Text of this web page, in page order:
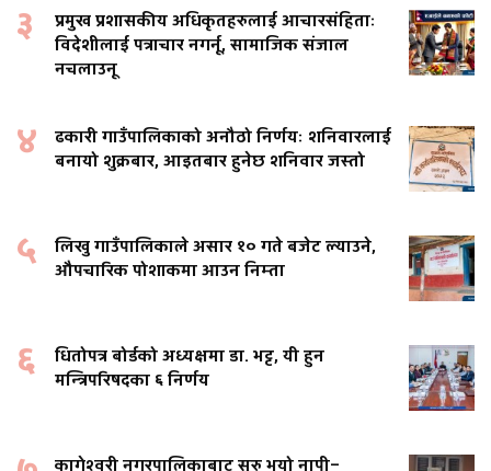
३
प्रमुख प्रशासकीय अधिकृतहरुलाई आचारसंहिताः
विदेशीलाई पत्राचार नगर्नू, सामाजिक संजाल
नचलाउनू
४
ढकारी गाउँपालिकाको अनौठो निर्णयः शनिवारलाई
बनायो शुक्रबार, आइतबार हुनेछ शनिवार जस्तो
५
लिखु गाउँपालिकाले असार १० गते बजेट ल्याउने,
औपचारिक पोशाकमा आउन निम्ता
६
धितोपत्र बोर्डको अध्यक्षमा डा. भट्ट, यी हुन
मन्त्रिपरिषदका ६ निर्णय
कागेश्वरी नगरपालिकाबाट सुरु भयो नापी–